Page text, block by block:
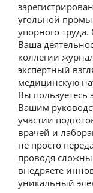
угольной
упорного
Ваша
коллегии
экспертный
медицинскую
Вы пользуетесь
Вашим
участии
врачей и
не просто
проводя
внедряете
уникальный